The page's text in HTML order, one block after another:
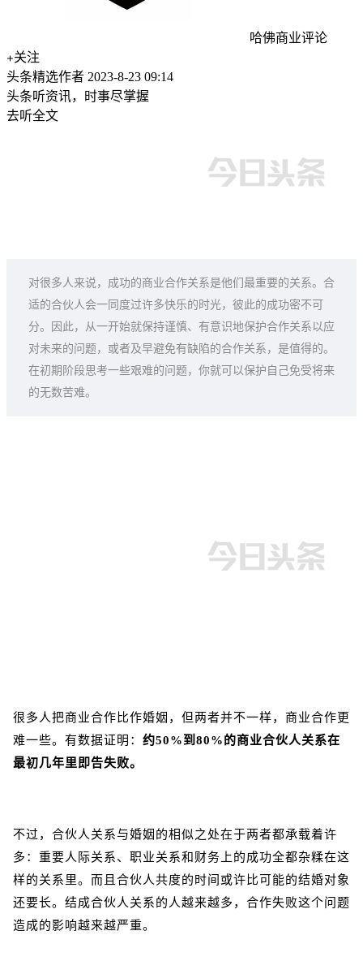
哈佛商业评论
关注
头条精选作者 2023-8-23 09:14
头条听资讯，时事尽掌握
去听全文
对很多人来说，成功的商业合作关系是他们最重要的关系。合
适的合伙人会一同度过许多快乐的时光，彼此的成功密不可
分。因此，从一开始就保持谨慎、有意识地保护合作关系以应
对未来的问题，或者及早避免有缺陷的合作关系，是值得的。
在初期阶段思考一些艰难的问题，你就可以保护自己免受将来
的无数苦难。
很多人把商业合作比作婚姻，但两者并不一样，商业合作更
难一些。有数据证明： 约50%到80%的商业合伙人关系在
最初几年里即告失败。
不过，合伙人关系与婚姻的相似之处在于两者都承载着许
多：重要人际关系、职业关系和财务上的成功全都杂糅在这
样的关系里。而且合伙人共度的时间或许比可能的结婚对象
还要长。结成合伙人关系的人越来越多，合作失败这个问题
造成的影响越来越严重。